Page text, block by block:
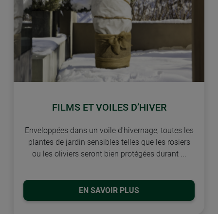
FILMS ET VOILES D’HIVER
Enveloppées dans un voile d'hivernage, toutes les
plantes de jardin sensibles telles que les rosiers
ou les oliviers seront bien protégées durant ...
EN SAVOIR PLUS